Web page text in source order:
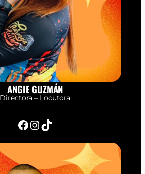
ANGIE GUZMÁN
Directora – Locutora
Facebook InstagramTikTok